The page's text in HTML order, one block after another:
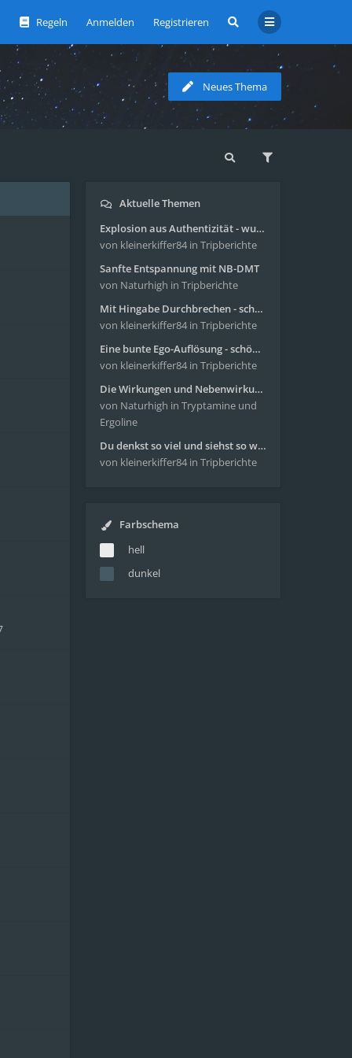
Regeln Anmelden Registrieren
Neues Thema
Aktuelle Themen
Explosion aus Authentizität - wunderbare Reise mit 4g Pilze
von kleinerkiffer84 in Tripberichte
Sanfte Entspannung mit NB-DMT
von Naturhigh in Tripberichte
Mit Hingabe Durchbrechen - schöne Reise mit 4g Pilze
von kleinerkiffer84 in Tripberichte
Eine bunte Ego-Auflösung - schöne Reise mit 4-AcO-DMT
von kleinerkiffer84 in Tripberichte
Die Wirkungen und Nebenwirkungen von LSD
von Naturhigh in Tryptamine und
Ergoline
Du denkst so viel und siehst so wenig - wunderbare Reise mit 4g Pilze
von kleinerkiffer84 in Tripberichte
Farbschema
hell
dunkel